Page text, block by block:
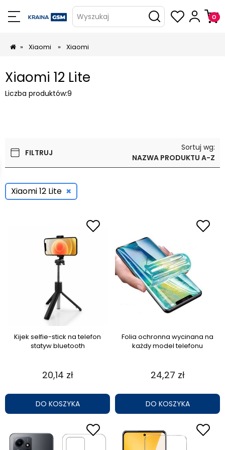
Wyszukaj
» Xiaomi » Xiaomi
Xiaomi 12 Lite
Liczba produktów:9
FILTRUJ
Sortuj wg:
NAZWA PRODUKTU A-Z
Xiaomi 12 Lite ×
Kijek selfie-stick na telefon
statyw bluetooth
20,14 zł
DO KOSZYKA
Folia ochronna wycinana na
każdy model telefonu
24,27 zł
DO KOSZYKA